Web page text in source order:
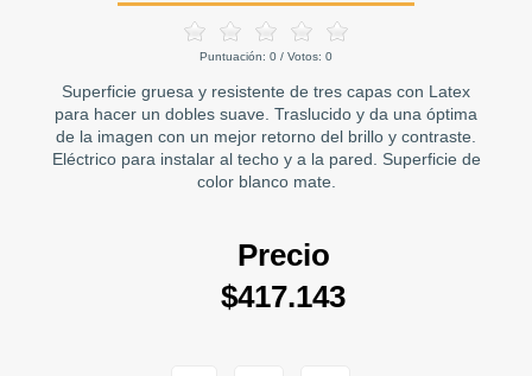
Puntuación: 0 / Votos: 0
Superficie gruesa y resistente de tres capas con Latex
para hacer un dobles suave. Traslucido y da una óptima
de la imagen con un mejor retorno del brillo y contraste.
Eléctrico para instalar al techo y a la pared. Superficie de
color blanco mate.
Precio
$417.143